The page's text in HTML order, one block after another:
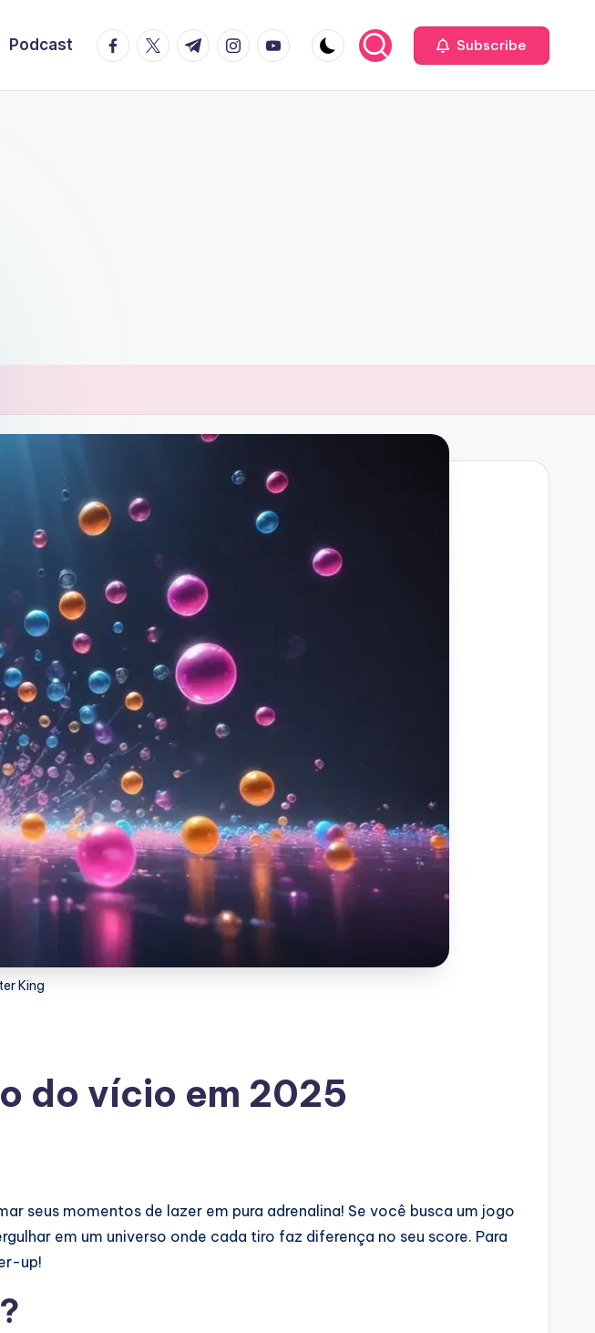
Podcast facebook.com
twitter.com
t.me instagram.com
youtube.com Subscribe
King
do vício em 2025
seus momentos de lazer em pura adrenalina! Se você busca um jogo
em um universo onde cada tiro faz diferença no seu score. Para
up!